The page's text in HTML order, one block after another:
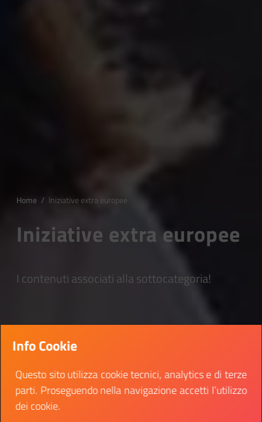
Home / Iniziative extra europee
Iniziative extra europee
I contenuti associati alla sottocategoria!
Info Cookie
Questo sito utilizza cookie tecnici, analytics e di terze
parti. Proseguendo nella navigazione accetti l’utilizzo
dei cookie.